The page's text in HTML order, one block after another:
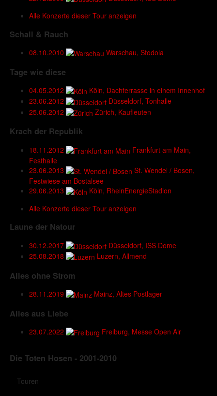
Alle Konzerte dieser Tour anzeigen
Schall & Rauch
08.10.2010 Warschau, Stodola
Tage wie diese
04.05.2012
Köln, Dachterrasse in einem Innenhof
23.06.2012
Düsseldorf, Tonhalle
25.06.2012
Zürich, Kaufleuten
Krach der Republik
18.11.2012
Frankfurt am Main,
Festhalle
23.06.2013
St. Wendel / Bosen,
Festwiese am Bostalsee
29.06.2013
Köln, RheinEnergieStadion
Alle Konzerte dieser Tour anzeigen
Laune der Natour
30.12.2017
Düsseldorf, ISS Dome
25.08.2018
Luzern, Allmend
Alles ohne Strom
28.11.2019 Mainz, Altes Postlager
Alles aus Liebe
23.07.2022 Freiburg, Messe Open Air
Die Toten Hosen - 2001-2010
Touren